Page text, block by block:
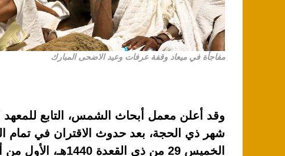
مفاجأة في ميعاد وقفة عرفات وعيد الاضحى المبارك
وقد أعلن معمل أبحاث الشمس، التابع للمعهد
الخميس 29 من ذي القعدة 1440هـ، الأول من أغسطس المقبل.